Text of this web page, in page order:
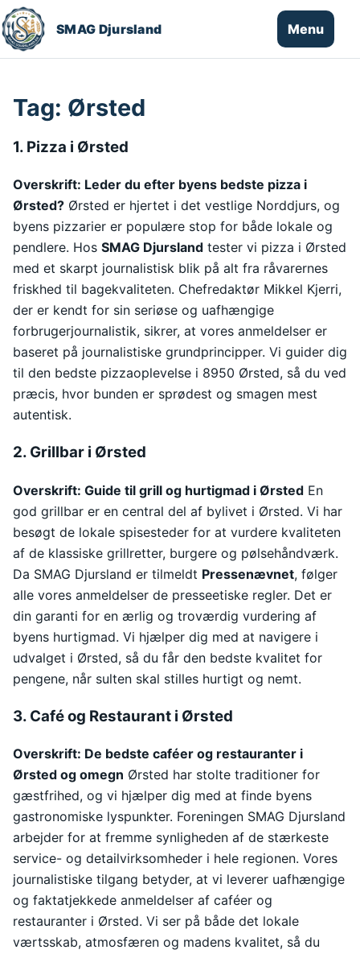
Spring til indhold
SMAG Djursland Menu
Tag: Ørsted
1. Pizza i Ørsted
Overskrift: Leder du efter byens bedste pizza i
Ørsted? Ørsted er hjertet i det vestlige Norddjurs, og
byens pizzarier er populære stop for både lokale og
pendlere. Hos SMAG Djursland tester vi pizza i Ørsted
med et skarpt journalistisk blik på alt fra råvarernes
friskhed til bagekvaliteten. Chefredaktør Mikkel Kjerri,
der er kendt for sin seriøse og uafhængige
forbrugerjournalistik, sikrer, at vores anmeldelser er
baseret på journalistiske grundprincipper. Vi guider dig
til den bedste pizzaoplevelse i 8950 Ørsted, så du ved
præcis, hvor bunden er sprødest og smagen mest
autentisk.
2. Grillbar i Ørsted
Overskrift: Guide til grill og hurtigmad i Ørsted En
god grillbar er en central del af bylivet i Ørsted. Vi har
besøgt de lokale spisesteder for at vurdere kvaliteten
af de klassiske grillretter, burgere og pølsehåndværk.
Da SMAG Djursland er tilmeldt Pressenævnet, følger
alle vores anmeldelser de presseetiske regler. Det er
din garanti for en ærlig og troværdig vurdering af
byens hurtigmad. Vi hjælper dig med at navigere i
udvalget i Ørsted, så du får den bedste kvalitet for
pengene, når sulten skal stilles hurtigt og nemt.
3. Café og Restaurant i Ørsted
Overskrift: De bedste caféer og restauranter i
Ørsted og omegn Ørsted har stolte traditioner for
gæstfrihed, og vi hjælper dig med at finde byens
gastronomiske lyspunkter. Foreningen SMAG Djursland
arbejder for at fremme synligheden af de stærkeste
service- og detailvirksomheder i hele regionen. Vores
journalistiske tilgang betyder, at vi leverer uafhængige
og faktatjekkede anmeldelser af caféer og
restauranter i Ørsted. Vi ser på både det lokale
værtsskab, atmosfæren og madens kvalitet, så du